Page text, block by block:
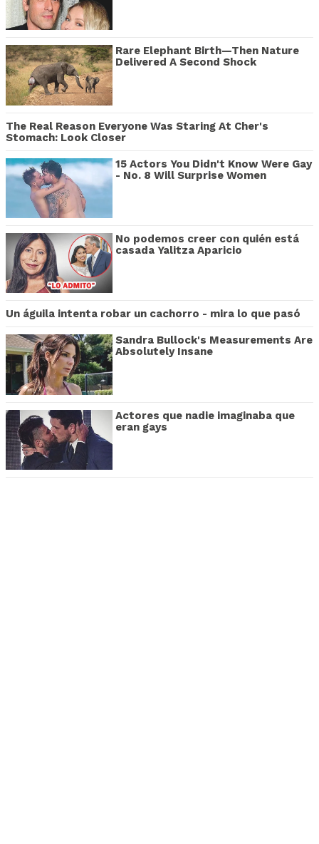
Rare Elephant Birth—Then Nature
Delivered A Second Shock
The Real Reason Everyone Was Staring At Cher's
Stomach: Look Closer
15 Actors You Didn't Know Were Gay
- No. 8 Will Surprise Women
No podemos creer con quién está
casada Yalitza Aparicio
Un águila intenta robar un cachorro - mira lo que pasó
Sandra Bullock's Measurements Are
Absolutely Insane
Actores que nadie imaginaba que
eran gays